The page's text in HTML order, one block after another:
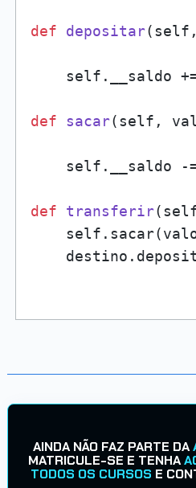
def depositar(
self.__saldo
def sacar(self,
self.__saldo -
def transferir(
AINDA NÃO FAZ PARTE DA
MATRICULE-SE E TENHA
TODOS OS CURSOS E